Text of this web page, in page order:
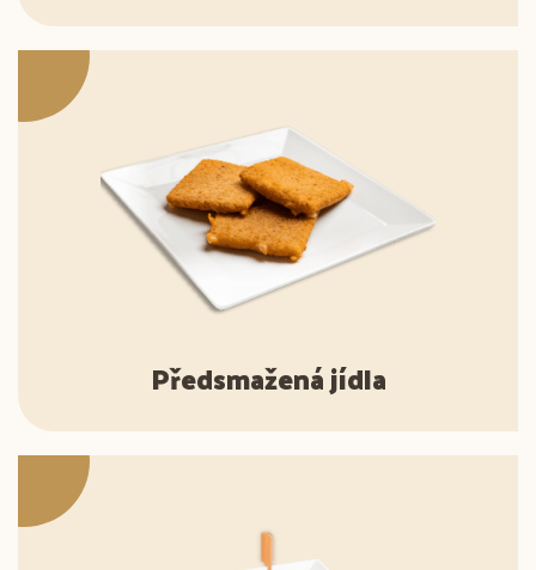
Předsmažená jídla